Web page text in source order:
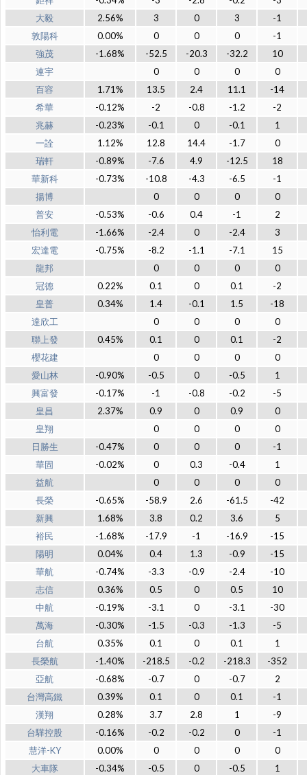
大毅
2.56% 3 0 3
-1
敦陽科
0.00% 0 0 0
-1
強茂
-1.68% -52.5 -20.3 -32.2
10
連宇
0 0 0
0
百容
1.71% 13.5 2.4 11.1
-14
希華
-0.12% -2 -0.8 -1.2
-2
兆赫
-0.23% -0.1 0 -0.1
1
一詮
1.12% 12.8 14.4 -1.7
0
瑞軒
-0.89% -7.6 4.9 -12.5
18
華新科
-0.73% -10.8 -4.3 -6.5
-1
揚博
0 0 0
0
普安
-0.53% -0.6 0.4 -1
2
怡利電
-1.66% -2.4 0 -2.4
3
宏達電
-0.75% -8.2 -1.1 -7.1
15
龍邦
0 0 0
0
冠德
0.22% 0.1 0 0.1
-2
皇普
0.34% 1.4 -0.1 1.5
-18
達欣工
0 0 0
0
聯上發
0.45% 0.1 0 0.1
-2
櫻花建
0 0 0
0
愛山林
-0.90% -0.5 0 -0.5
1
興富發
-0.17% -1 -0.8 -0.2
-5
皇昌
2.37% 0.9 0 0.9
0
皇翔
0 0 0
0
日勝生
-0.47% 0 0 0
-1
華固
-0.02% 0 0.3 -0.4
1
益航
0 0 0
0
長榮
-0.65% -58.9 2.6 -61.5
-42
新興
1.68% 3.8 0.2 3.6
5
裕民
-1.68% -17.9 -1 -16.9
-15
陽明
0.04% 0.4 1.3 -0.9
-15
華航
-0.74% -3.3 -0.9 -2.4
-10
志信
0.36% 0.5 0 0.5
10
中航
-0.19% -3.1 0 -3.1
-30
萬海
-0.30% -1.5 -0.3 -1.3
-5
台航
0.35% 0.1 0 0.1
1
長榮航
-1.40% -218.5 -0.2 -218.3
-352
亞航
-0.68% -0.7 0 -0.7
2
台灣高鐵
0.39% 0.1 0 0.1
-1
漢翔
0.28% 3.7 2.8 1
-9
台驊控股
-0.16% -0.2 -0.2 0
-1
慧洋-KY
0.00% 0 0 0
0
大車隊
-0.34% -0.5 0 -0.5 1